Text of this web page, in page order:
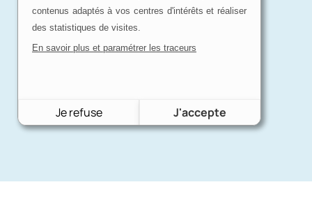
contenus adaptés à vos centres d'intérêts et réaliser
des statistiques de visites.
En savoir plus et paramétrer les traceurs
Je refuse J'accepte